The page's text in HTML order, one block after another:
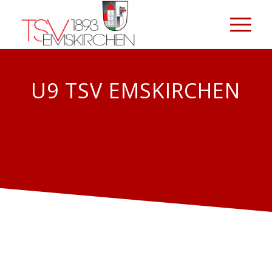
U9 TSV EMSKIRCHEN